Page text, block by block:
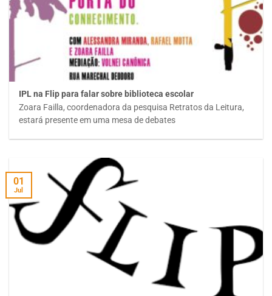
IPL na Flip para falar sobre biblioteca escolar
Zoara Failla, coordenadora da pesquisa Retratos da Leitura,
estará presente em uma mesa de debates
01
Jul